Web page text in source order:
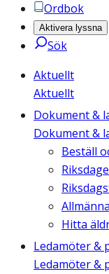
Ordbok
Aktivera lyssna
Sök
Aktuellt
Aktuellt
Dokument &
Dokument &
Beställ
Hitta
Ledamöter &
Ledamöter &